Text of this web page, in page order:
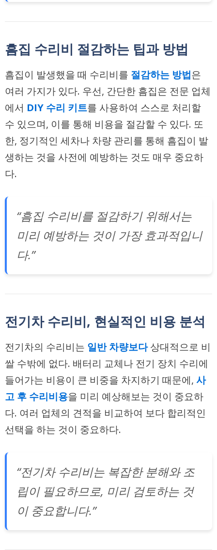
흠집 수리비 절감하는 팁과 방법
흠집이 발생했을 때 수리비를 절감하는 방법은
여러 가지가 있다. 우선, 간단한 흠집은 전문 업체
에서 DIY 수리 키트를 사용하여 스스로 처리할
수 있으며, 이를 통해 비용을 절감할 수 있다. 또
한, 정기적인 세차나 차량 관리를 통해 흠집이 발
생하는 것을 사전에 예방하는 것도 매우 중요하
다.
“흠집 수리비를 절감하기 위해서는
미리 예방하는 것이 가장 효과적입니
다.”
전기차 수리비, 현실적인 비용 분석
전기차의 수리비는 일반 차량보다상대적으로 비
쌀 수밖에 없다. 배터리 교체나 전기 장치 수리에
들어가는 비용이 큰 비중을 차지하기 때문에, 사
고 후 수리비용을 미리 예상해보는 것이 중요하
다. 여러 업체의 견적을 비교하여 보다 합리적인
선택을 하는 것이 중요하다.
“전기차 수리비는 복잡한 분해와 조
립이 필요하므로, 미리 검토하는 것
이 중요합니다.”